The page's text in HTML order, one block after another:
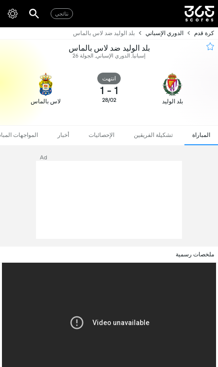
نتائجي
كرة قدم الدوري الإسباني بلد الوليد ضد لاس بالماس
بلد الوليد ضد لاس بالماس
إسبانيا, الدوري الإسباني, الجولة 26
بلد الوليد
انتهت
1
-
1
28/02 لاس بالماس
المباراة تشكيلة الفريقين الإحصائيات أخبار المواجهات
Ad
ملخصات رسمية